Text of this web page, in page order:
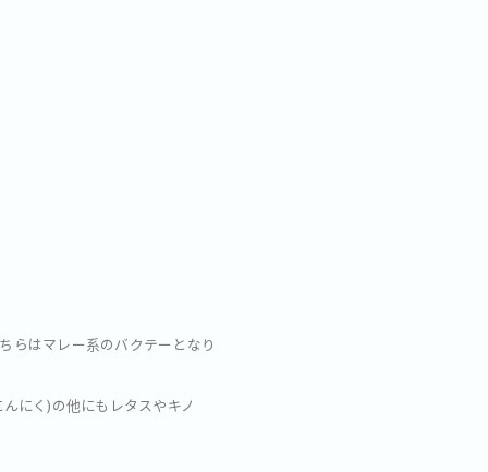
らはマレー系のバクテーとなり
にく)の他にもレタスやキノ